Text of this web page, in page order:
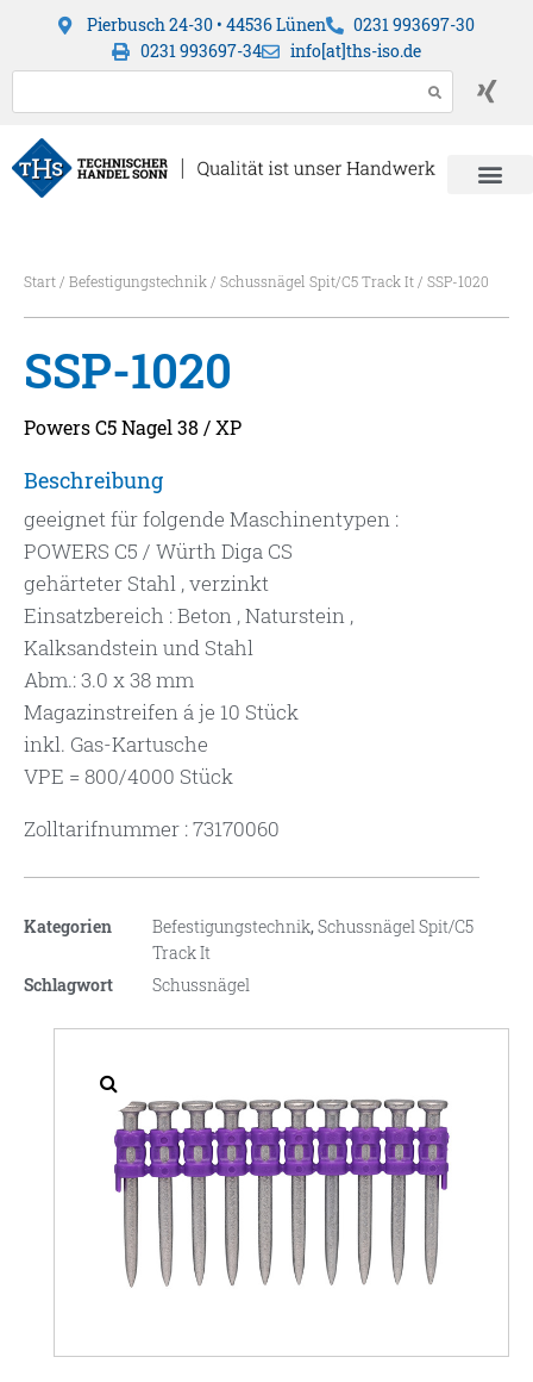
Pierbusch 24-30 • 44536 Lünen
0231 993697-30
0231 993697-34
info[at]ths-iso.de
Start/ Befestigungstechnik/ Schussnägel Spit/C5 Track It/ SSP-1020
SSP-1020
Powers C5 Nagel 38 / XP
Beschreibung
geeignet für folgende Maschinentypen :
POWERS C5 / Würth Diga CS
gehärteter Stahl , verzinkt
Einsatzbereich : Beton , Naturstein ,
Kalksandstein und Stahl
Abm.: 3.0 x 38 mm
Magazinstreifen á je 10 Stück
inkl. Gas-Kartusche
VPE = 800/4000 Stück
Zolltarifnummer : 73170060
Kategorien Befestigungstechnik,Schussnägel Spit/C5
Track It
Schlagwort
Schussnägel